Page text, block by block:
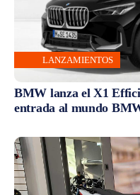
LANZAMIENTOS
BMW lanza el X1
entrada al mundo